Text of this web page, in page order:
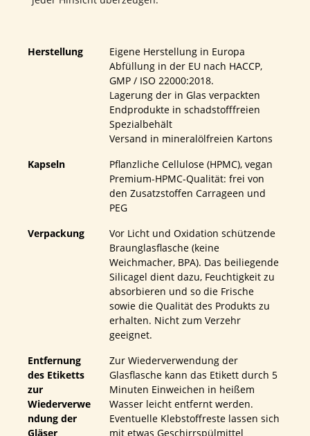
Herstellung
Eigene Herstellung in Europa
Abfüllung in der EU nach HACCP,
GMP / ISO 22000:2018.
Lagerung der in Glas verpackten
Endprodukte in schadstofffreien
Spezialbehält
Versand in mineralölfreien Kartons
Kapseln
Pflanzliche Cellulose (HPMC), vegan
Premium-HPMC-Qualität: frei von
den Zusatzstoffen Carrageen und
PEG
Verpackung
Vor Licht und Oxidation schützende
Braunglasflasche (keine
Weichmacher, BPA). Das beiliegende
Silicagel dient dazu, Feuchtigkeit zu
absorbieren und so die Frische
sowie die Qualität des Produkts zu
erhalten. Nicht zum Verzehr
geeignet.
Entfernung
des Etiketts
zur
Wiederverwe
ndung der
Gläser
Zur Wiederverwendung der
Glasflasche kann das Etikett durch 5
Minuten Einweichen in heißem
Wasser leicht entfernt werden.
Eventuelle Klebstoffreste lassen sich
mit etwas Geschirrspülmittel